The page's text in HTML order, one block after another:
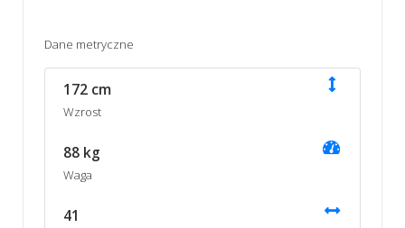
Dane metryczne
172 cm
Wzrost
88 kg
Waga
41